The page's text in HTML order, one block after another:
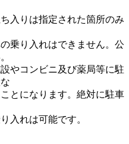
定された箇所のみ
乗り入れはできません。公
ビニ及び薬局等に駐
ります。絶対に駐車
は可能です。